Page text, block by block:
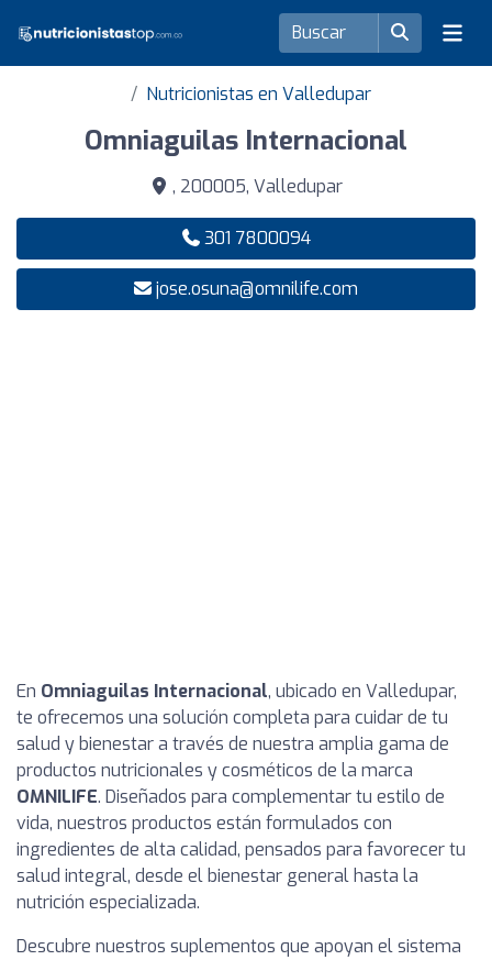
Nutricionistas en Valledupar
Omniaguilas Internacional
, 200005, Valledupar
301 7800094
jose.osuna@omnilife.com
En Omniaguilas Internacional, ubicado en Valledupar,
te ofrecemos una solución completa para cuidar de tu
salud y bienestar a través de nuestra amplia gama de
productos nutricionales y cosméticos de la marca
OMNILIFE. Diseñados para complementar tu estilo de
vida, nuestros productos están formulados con
ingredientes de alta calidad, pensados para favorecer tu
salud integral, desde el bienestar general hasta la
nutrición especializada.
Descubre nuestros suplementos que apoyan el sistema